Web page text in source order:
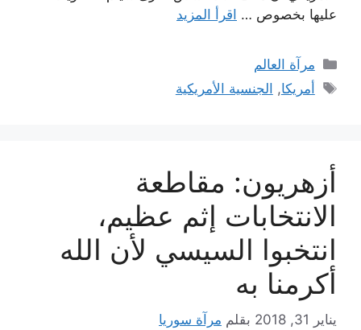
عليها بخصوص … اقرأ المزيد
التصنيفات
مرآة العالم
الوسوم
أمريكا, الجنسية الأمريكية
أزهريون: مقاطعة
الانتخابات إثم عظيم،
انتخبوا السيسي لأن الله
أكرمنا به
يناير 31, 2018 بقلم مرآة سوريا